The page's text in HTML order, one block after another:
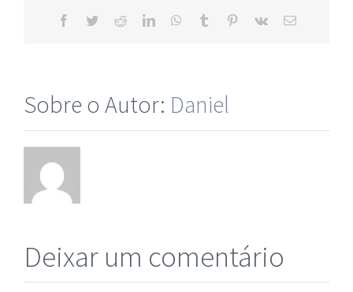
Sobre o Autor: Daniel
Deixar um comentário